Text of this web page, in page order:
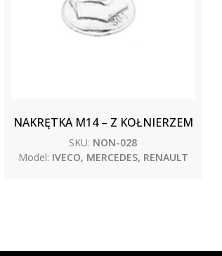
NAKRĘTKA M14 – Z KOŁNIERZEM
SKU: NON-028
Model: IVECO, MERCEDES, RENAULT